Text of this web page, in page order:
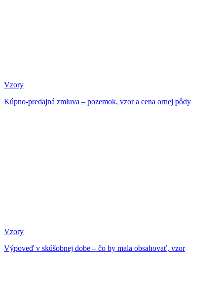
Vzory
Kúpno-predajná zmluva – pozemok, vzor a cena ornej pôdy
Vzory
Výpoveď v skúšobnej dobe – čo by mala obsahovať, vzor